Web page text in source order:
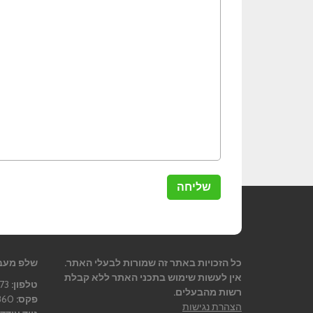
כל הזכויות באתר זה שמורות לבעלי האתר.
אין לעשות שימוש בתכני האתר ללא קבלת
רשות מהבעלים.
הצהרת נגישות
שלפ
טלפון:
פקס: